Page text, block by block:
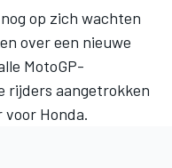
op zich wachten
over een nieuwe
MotoGP-
rijders aangetrokken
voor Honda.